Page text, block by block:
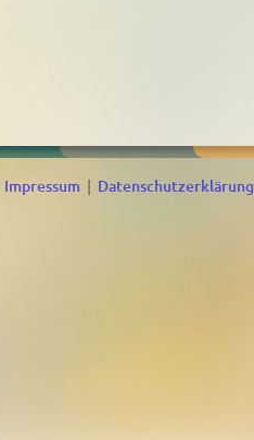
Impressum | Datenschutzerklärung